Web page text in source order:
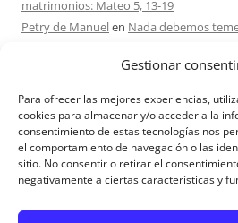
Gestionar
Para ofrecer las mejores experiencias,
cookies para almacenar y/o acceder a la
consentimiento de estas tecnologías nos
el comportamiento de navegación o las
sitio. No consentir o retirar el
negativamente a ciertas características y
matrimonios: Mateo 5, 13-19
Petry de Manuelen Nada debemos
Nada debemos temer.
matrimonios: Mateo 17, 1-9
Ana rosa caicedoenConfío en Ti.
Mateo 15, 21-28